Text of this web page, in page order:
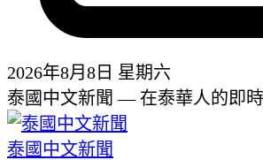
2026年8月8日 星期六
泰國中文新聞 — 在泰華人的即
泰國中文新聞